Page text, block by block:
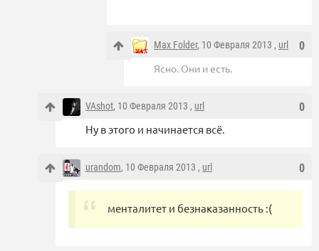
0
Max Folder, 10 Февраля 2013 , url
Ясно. Они и есть.
0
VAshot, 10 Февраля 2013 , url
Ну в этого и начинается всё.
0
urandom, 10 Февраля 2013 , url
менталитет и безнаказанность :(